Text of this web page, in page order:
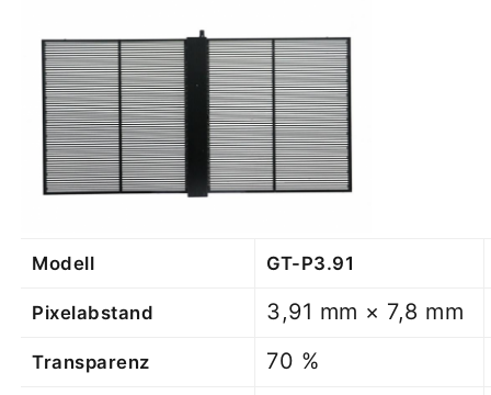
Modell GT-P3.91
Pixelabstand 3,91 mm × 7,8 mm
Transparenz 70 %